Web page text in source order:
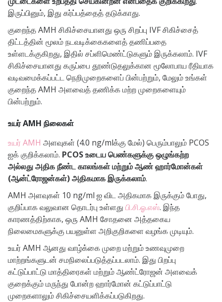
இருப்பினும், இது கர்ப்பத்தைத் தடுக்காது.
குறைந்த AMH சிகிச்சையானது ஒரு சிறப்பு IVF சிகிச்சைத்
திட்டத்தின் மூலம் நடவடிக்கைகளைத் தணிப்பதை
உள்ளடக்குகிறது, இதில் சப்ளிமெண்ட்டுகளும் இருக்கலாம். IVF
சிகிச்சையானது கருப்பை தூண்டுதலுக்கான மூலோபாய ரீதியாக
வடிவமைக்கப்பட்ட நெறிமுறைகளைப் பின்பற்றும், மேலும் உங்கள்
குறைந்த AMH அளவைத் தணிக்க மற்ற முறைகளையும்
பின்பற்றும்.
உயர் AMH நிலைகள்
உயர் AMH அளவுகள் (4.0 ng/mlக்கு மேல்) பெரும்பாலும் PCOS
ஐக் குறிக்கலாம். PCOS உடைய பெண்களுக்கு ஒழுங்கற்ற
அல்லது அதிக நீண்ட காலங்கள் மற்றும் ஆண் ஹார்மோன்கள்
(ஆன்ட்ரோஜன்கள்) அதிகமாக இருக்கலாம்.
AMH அளவுகள் 10 ng/ml ஐ விட அதிகமாக இருக்கும் போது, ​​
குறிப்பாக வலுவான தொடர்பு உள்ளது பி.சி.ஓ.எஸ். இந்த
காரணத்திற்காக, ஒரு AMH சோதனை அத்தகைய
நிலைமைகளுக்கு பயனுள்ள அறிகுறிகளை வழங்க முடியும்.
உயர் AMH ஆனது வாழ்க்கை முறை மற்றும் உணவுமுறை
மாற்றங்களுடன் சமநிலைப்படுத்தப்படலாம். இது பிறப்பு
கட்டுப்பாட்டு மாத்திரைகள் மற்றும் ஆண்ட்ரோஜன் அளவைக்
குறைக்கும் மருந்து போன்ற ஹார்மோன் கட்டுப்பாட்டு
முறைகளாலும் சிகிச்சையளிக்கப்படுகிறது.